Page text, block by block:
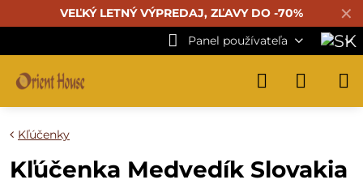
✕
VEĽKÝ LETNÝ VÝPREDAJ, ZĽAVY DO -70%
Panel používateľa
Kľúčenky
Kľúčenka Medvedík Slovakia